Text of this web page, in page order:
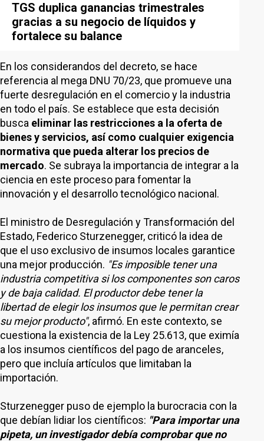
TGS duplica ganancias trimestrales
gracias a su negocio de líquidos y
fortalece su balance
En los considerandos del decreto, se hace
referencia al mega DNU 70/23, que promueve una
fuerte desregulación en el comercio y la industria
en todo el país. Se establece que esta decisión
busca eliminar las restricciones a la oferta de
bienes y servicios, así como cualquier exigencia
normativa que pueda alterar los precios de
mercado. Se subraya la importancia de integrar a la
ciencia en este proceso para fomentar la
innovación y el desarrollo tecnológico nacional.
El ministro de Desregulación y Transformación del
Estado, Federico Sturzenegger, criticó la idea de
que el uso exclusivo de insumos locales garantice
una mejor producción. "Es imposible tener una
industria competitiva si los componentes son caros
y de baja calidad. El productor debe tener la
libertad de elegir los insumos que le permitan crear
su mejor producto", afirmó. En este contexto, se
cuestiona la existencia de la Ley 25.613, que eximía
a los insumos científicos del pago de aranceles,
pero que incluía artículos que limitaban la
importación.
Sturzenegger puso de ejemplo la burocracia con la
que debían lidiar los científicos: "Para importar una
pipeta, un investigador debía comprobar que no